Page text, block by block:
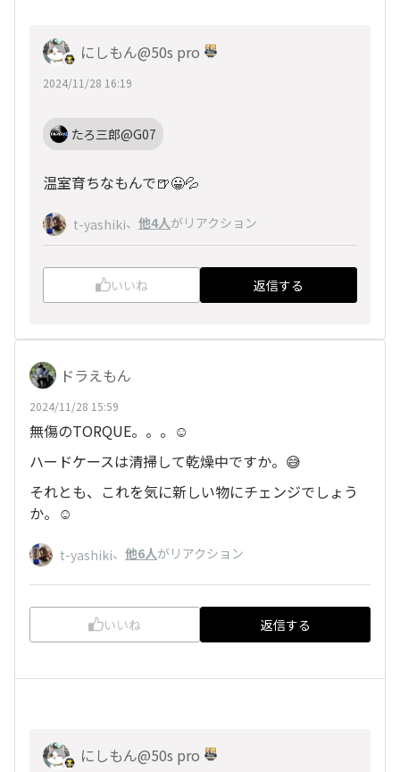
にしもん@50s pro
2024/11/28 16:19
たろ三郎@G07
温室育ちなもんで🍺😀💦
t-yashiki、 他4人がリアクション
いいね 返信する
ドラえもん
2024/11/28 15:59
無傷のTORQUE。。。☺️
ハードケースは清掃して乾燥中ですか。😅
それとも、これを気に新しい物にチェンジでしょう
か。☺️
t-yashiki、 他6人がリアクション
いいね 返信する
にしもん@50s pro